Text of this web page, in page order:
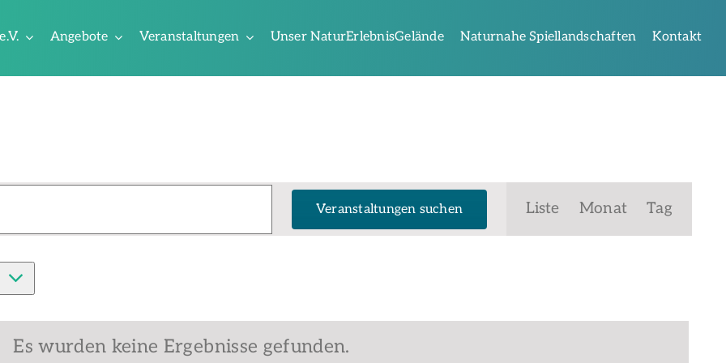
Angebote Veranstaltungen Unser NaturErlebnisGelände Naturnahe Spiellandschaften Kontakt
Es wurden keine Ergebnisse gefunden.
Veranstaltungen suchen
Ansichten-
Navigation
Liste Monat Tag